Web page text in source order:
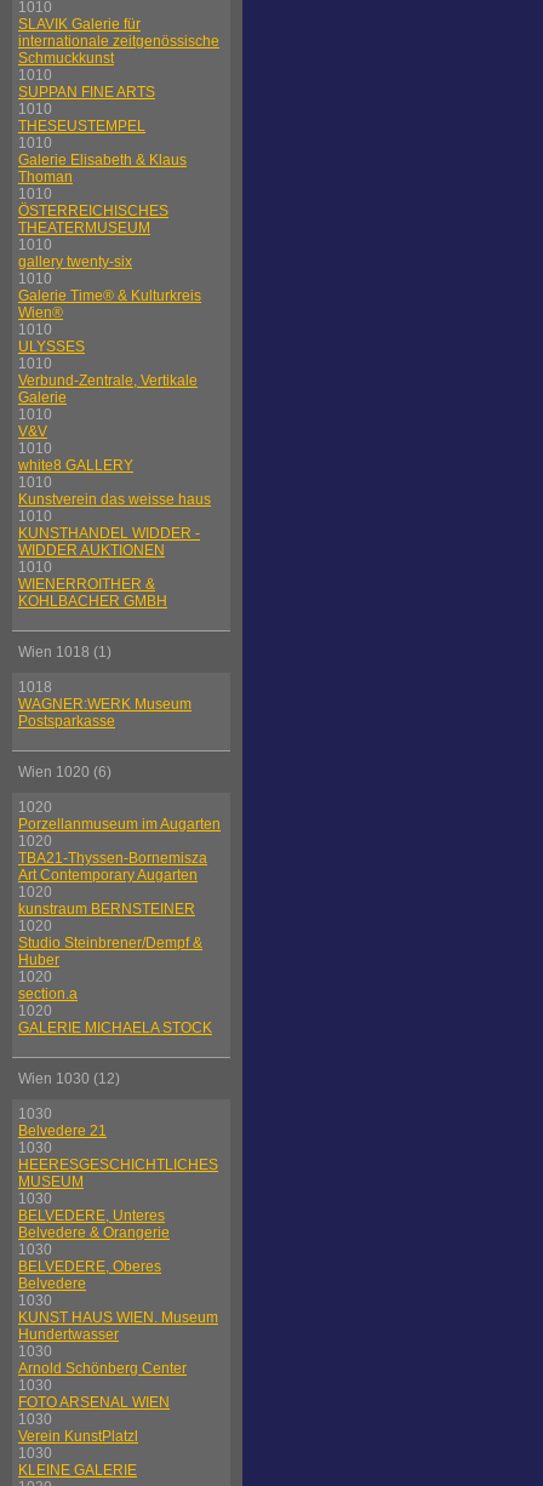
1010
SLAVIK Galerie für
internationale zeitgenössische
Schmuckkunst
1010
SUPPAN FINE ARTS
1010
THESEUSTEMPEL
1010
Galerie Elisabeth & Klaus
Thoman
1010
ÖSTERREICHISCHES
THEATERMUSEUM
1010
gallery twenty-six
1010
Galerie Time® & Kulturkreis
Wien®
1010
ULYSSES
1010
Verbund-Zentrale, Vertikale
Galerie
1010
V&V
1010
white8 GALLERY
1010
Kunstverein das weisse haus
1010
KUNSTHANDEL WIDDER -
WIDDER AUKTIONEN
1010
WIENERROITHER &
KOHLBACHER GMBH
Wien 1018 (1)
1018
WAGNER:WERK Museum
Postsparkasse
Wien 1020 (6)
1020
Porzellanmuseum im Augarten
1020
TBA21-Thyssen-Bornemisza
Art Contemporary Augarten
1020
kunstraum BERNSTEINER
1020
Studio Steinbrener/Dempf &
Huber
1020
section.a
1020
GALERIE MICHAELA STOCK
Wien 1030 (12)
1030
Belvedere 21
1030
HEERESGESCHICHTLICHES
MUSEUM
1030
BELVEDERE, Unteres
Belvedere & Orangerie
1030
BELVEDERE, Oberes
Belvedere
1030
KUNST HAUS WIEN. Museum
Hundertwasser
1030
Arnold Schönberg Center
1030
FOTO ARSENAL WIEN
1030
Verein KunstPlatzl
1030
KLEINE GALERIE